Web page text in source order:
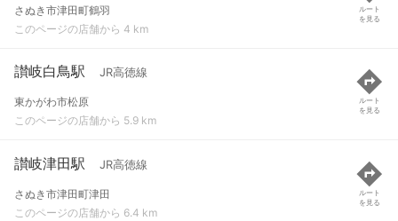
さぬき市津田町鶴羽
このページの店舗から 4 km
ルート
を見る
讃岐白鳥駅 JR高徳線
東かがわ市松原
このページの店舗から 5.9 km
ルート
を見る
讃岐津田駅 JR高徳線
さぬき市津田町津田
このページの店舗から 6.4 km
ルート
を見る